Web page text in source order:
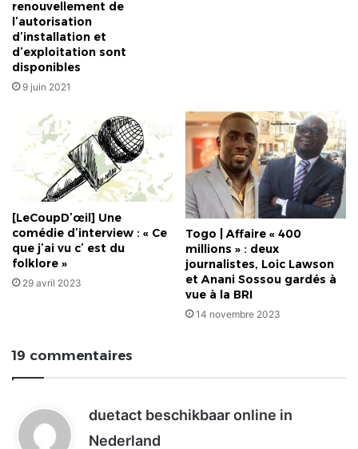
renouvellement de
l’autorisation
d’installation et
d’exploitation sont
disponibles
9 juin 2021
[LeCoupD’œil] Une
comédie d’interview : « Ce
que j’ai vu c’ est du
folklore »
29 avril 2023
Togo | Affaire « 400
millions » : deux
journalistes, Loic Lawson
et Anani Sossou gardés à
vue à la BRI
14 novembre 2023
19 commentaires
duetact beschikbaar online in
Nederland